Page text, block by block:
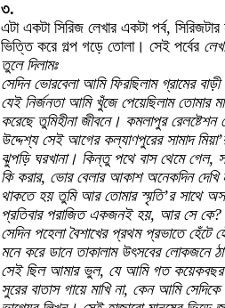
৩.
এটা একটা সিরিজ লেখার একটা পর্ব, সিরিজটার
ভিত্তি করে গল্প গড়ে তোলা। সেই পর্বের
তুলে দিলামঃ
সেদিন ভোরবেলা আমি ফিরছিলাম গ্রামের
যেই নির্জনতা আমি খুঁজে পেয়েছিলাম তোমার
করেছে তুমিহীনা জীবনে। কমলাপুর
উদ্দেশ্য সেই আগের কল্যাণপুরের সামাদ
ঝুপড়ি ঘরখানা। কিন্তু পথে বাস থেমে গেল,
কি করার, ভোর বেলার আকাশ অনেকদিন
থাকতে হয় তুমি আর তোমার স্মৃতি’র সাথে
প্রতিবার পরাজিত একজনই হয়, আর সে কে?
সেদিন পহেলা বৈশাখের প্রথম প্রভাতে হেঁটে
মনে করে ডানে তাকালাম উৎসবের লোকজনে
সেই ছিল আমার ভুল, যে আমি গত কয়েকবছর
সুরের বাতাস গায়ে মাখি না, কেন আমি